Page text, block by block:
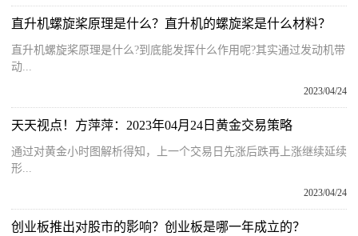
直升机螺旋桨原理是什么？直升机的螺旋桨是什么材料？
直升机螺旋桨原理是什么?到底能发挥什么作用呢?其实通过发动机带
动...
2023/04/24
天天视点！方萍萍：2023年04月24日黄金交易策略
通过对黄金小时图解析得知，上一个交易日先涨后跌再上涨继续延续
形...
2023/04/24
创业板推出对股市的影响？创业板是哪一年成立的？